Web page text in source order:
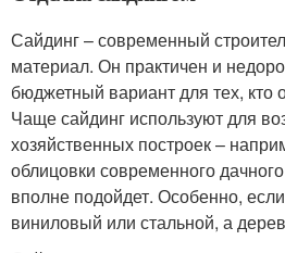
Сайдинг – современный
материал. Он практичен и
бюджетный вариант для тех, кто
Чаще сайдинг используют для
хозяйственных построек –
облицовки современного
вполне подойдет. Особенно,
виниловый или стальной, а